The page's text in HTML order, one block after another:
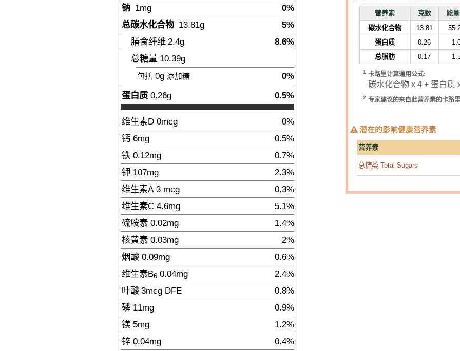
钠 1mg
0%
总碳水化合物 13.81g
5%
膳食纤维 2.4g
8.6%
总糖量 10.39g
包括 0g 添加糖
0%
蛋白质 0.26g 0.5%
维生素D 0mcg
0%
钙 6mg
0.5%
铁 0.12mg
0.7%
钾 107mg
2.3%
维生素A 3 mcg
0.3%
维生素C 4.6mg
5.1%
硫胺素 0.02mg
1.4%
核黄素 0.03mg
2%
烟酸 0.09mg
0.6%
维生素B6 0.04mg
2.4%
叶酸 3mcg DFE
0.8%
磷 11mg
0.9%
镁 5mg
1.2%
锌 0.04mg
0.4%
营养素 克数 能量
碳水化合物 13.81
蛋白质
0.26
总脂肪
0.17
1 卡路里计算通用公式:
碳水化合物 x 4 + 蛋白质
2 专家建议的来自此营养素的卡路
潜在的影响健康营养素
营养素
总糖类 Total Sugars